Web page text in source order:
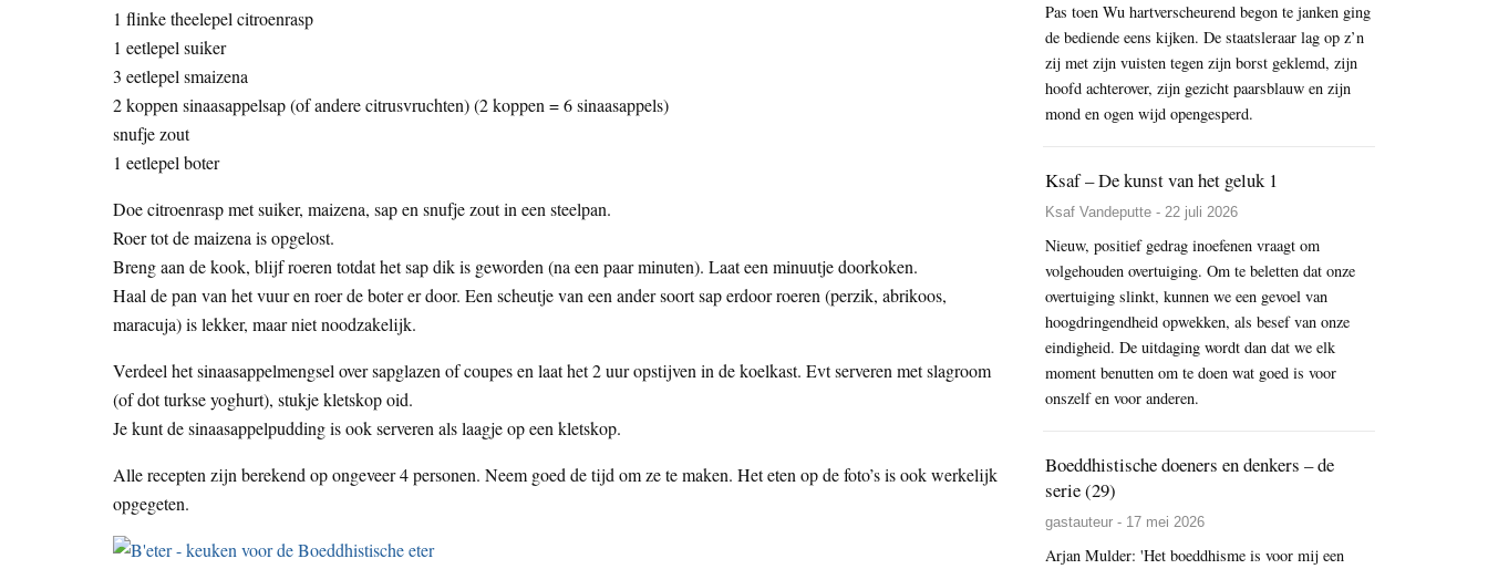
1 flinke theelepel citroenrasp
1 eetlepel suiker
3 eetlepel smaizena
2 koppen sinaasappelsap (of andere citrusvruchten) (2 koppen = 6 sinaasappels)
snufje zout
1 eetlepel boter
Doe citroenrasp met suiker, maizena, sap en snufje zout in een steelpan.
Roer tot de maizena is opgelost.
Breng aan de kook, blijf roeren totdat het sap dik is geworden (na een paar minuten). Laat een minuutje doorkoken.
Haal de pan van het vuur en roer de boter er door. Een scheutje van een ander soort sap erdoor roeren (perzik, abrikoos,
maracuja) is lekker, maar niet noodzakelijk.
Verdeel het sinaasappelmengsel over sapglazen of coupes en laat het 2 uur opstijven in de koelkast. Evt serveren met slagroom
(of dot turkse yoghurt), stukje kletskop oid.
Je kunt de sinaasappelpudding is ook serveren als laagje op een kletskop.
Alle recepten zijn berekend op ongeveer 4 personen. Neem goed de tijd om ze te maken. Het eten op de foto’s is ook werkelijk
opgegeten.
Pas toen Wu hartverscheurend begon te janken ging
de bediende eens kijken. De staatsleraar lag op z’n
zij met zijn vuisten tegen zijn borst geklemd, zijn
hoofd achterover, zijn gezicht paarsblauw en zijn
mond en ogen wijd opengesperd.
Ksaf – De kunst van het geluk 1
Ksaf Vandeputte - 22 juli 2026
Nieuw, positief gedrag inoefenen vraagt om
volgehouden overtuiging. Om te beletten dat onze
overtuiging slinkt, kunnen we een gevoel van
hoogdringendheid opwekken, als besef van onze
eindigheid. De uitdaging wordt dan dat we elk
moment benutten om te doen wat goed is voor
onszelf en voor anderen.
Boeddhistische doeners en denkers – de
serie (29)
gastauteur - 17 mei 2026
Arjan Mulder: 'Het boeddhisme is voor mij een